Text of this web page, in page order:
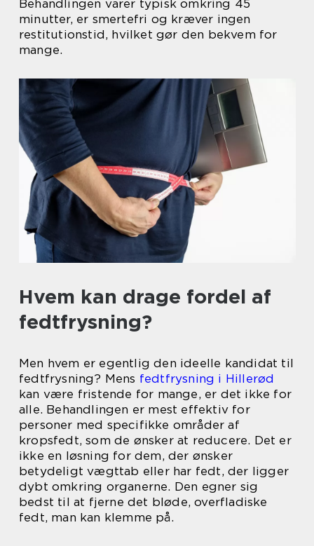
Behandlingen varer typisk omkring 45
minutter, er smertefri og kræver ingen
restitutionstid, hvilket gør den bekvem for
mange.
Hvem kan drage fordel af
fedtfrysning?
Men hvem er egentlig den ideelle kandidat til
fedtfrysning? Mens fedtfrysning i Hillerød
kan være fristende for mange, er det ikke for
alle. Behandlingen er mest effektiv for
personer med specifikke områder af
kropsfedt, som de ønsker at reducere. Det er
ikke en løsning for dem, der ønsker
betydeligt vægttab eller har fedt, der ligger
dybt omkring organerne. Den egner sig
bedst til at fjerne det bløde, overfladiske
fedt, man kan klemme på.